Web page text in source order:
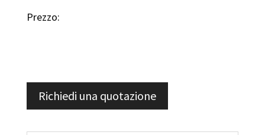
Prezzo:
Richiedi una quotazione